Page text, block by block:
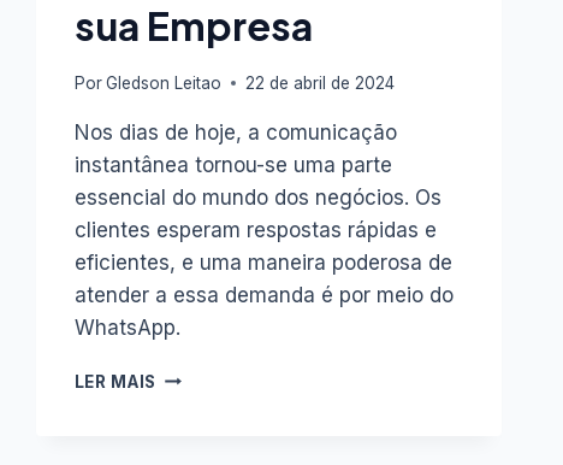
sua Empresa
Por Gledson Leitao 22 de abril de 2024
Nos dias de hoje, a comunicação
instantânea tornou-se uma parte
essencial do mundo dos negócios. Os
clientes esperam respostas rápidas e
eficientes, e uma maneira poderosa de
atender a essa demanda é por meio do
WhatsApp.
LER MAIS VANTAGENS